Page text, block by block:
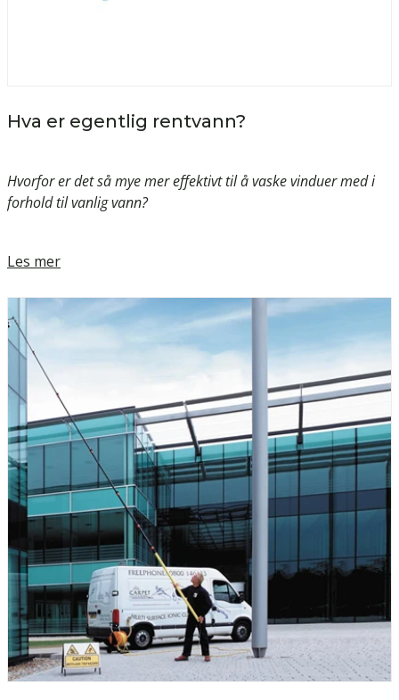
Hva er egentlig rentvann?
Hvorfor er det så mye mer effektivt til å vaske vinduer med i
forhold til vanlig vann?
Les mer